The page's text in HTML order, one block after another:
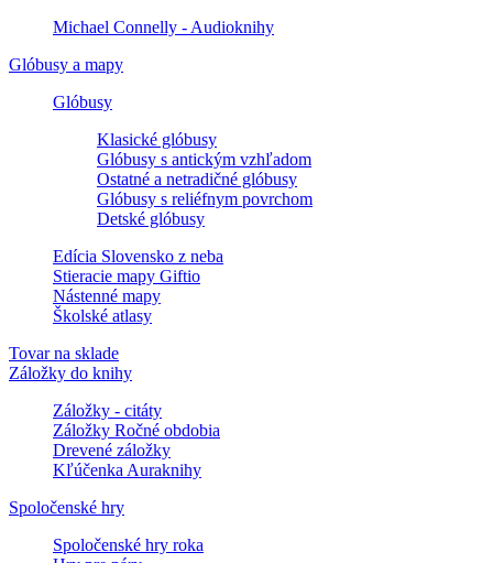
Michael Connelly - Audioknihy
Glóbusy a mapy
Glóbusy
Klasické glóbusy
Glóbusy s antickým vzhľadom
Ostatné a netradičné glóbusy
Glóbusy s reliéfnym povrchom
Detské glóbusy
Edícia Slovensko z neba
Stieracie mapy Giftio
Nástenné mapy
Školské atlasy
Tovar na sklade
Záložky do knihy
Záložky - citáty
Záložky Ročné obdobia
Drevené záložky
Kľúčenka Auraknihy
Spoločenské hry
Spoločenské hry roka